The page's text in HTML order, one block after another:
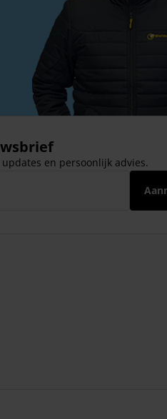
en persoonlijk advies.